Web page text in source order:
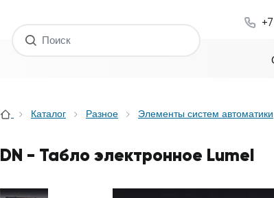
Каталог Разное Элементы систем автоматики
DN - Табло электронное Lumel